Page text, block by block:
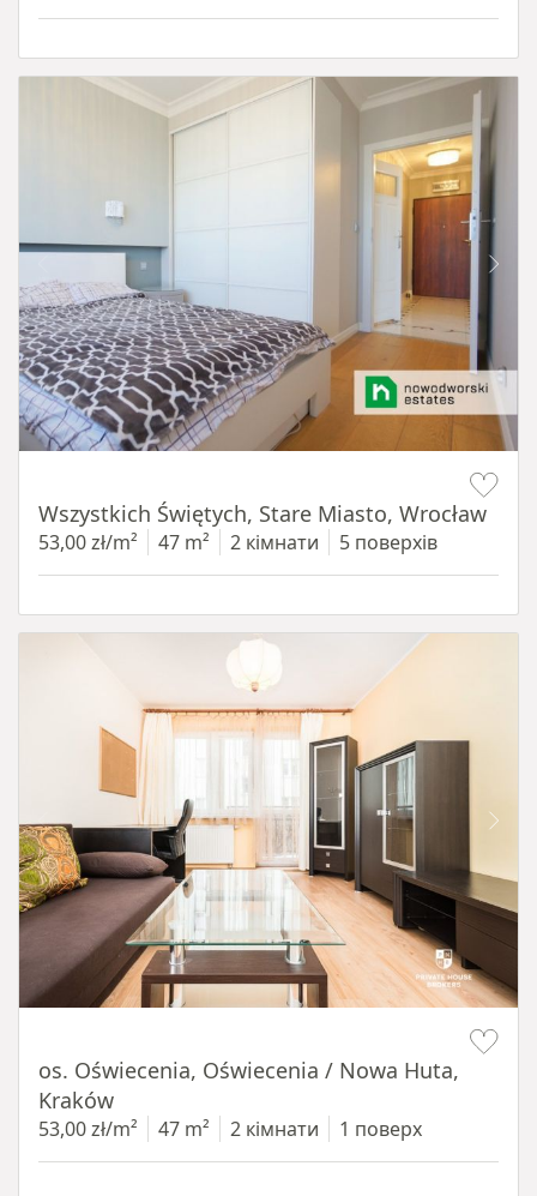
Wszystkich Świętych, Stare Miasto, Wrocław
53,00 zł/m² 47 m² 2 кімнати 5 поверхів
os. Oświecenia, Oświecenia / Nowa Huta,
Kraków
53,00 zł/m² 47 m² 2 кімнати 1 поверх